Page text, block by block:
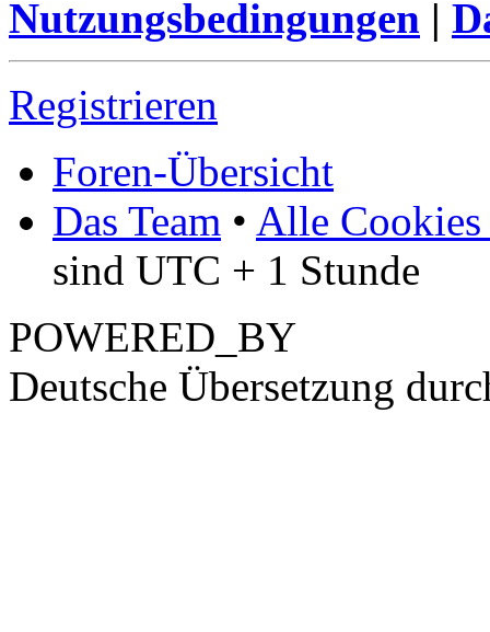
Nutzungsbedingungen |
Registrieren
Foren-Übersicht
Das Team • Alle Cookies
sind UTC + 1 Stunde
POWERED_BY
Deutsche Übersetzung